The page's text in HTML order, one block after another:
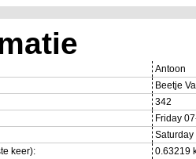
Antoon
Beetje
342
Friday
keer):
0.63219